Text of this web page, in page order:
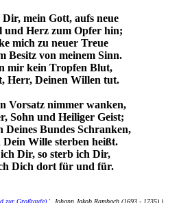
Dir, mein Gott, aufs neue
und Herz zum Opfer hin;
mich zu neuer Treue
Besitz von meinem Sinn.
mir kein Tropfen Blut,
Herr, Deinen Willen tut.
Vorsatz nimmer wanken,
Sohn und Heiliger Geist;
Deines Bundes Schranken,
Dein Wille sterben heißt.
Dir, so sterb ich Dir,
Dich dort für und für.
zur Großtaufe) ', Johann Jakob Rambach (1693 - 1735) )